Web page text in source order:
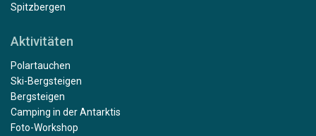
Spitzbergen
Aktivitäten
Polartauchen
Ski-Bergsteigen
Bergsteigen
Camping in der Antarktis
Foto-Workshop